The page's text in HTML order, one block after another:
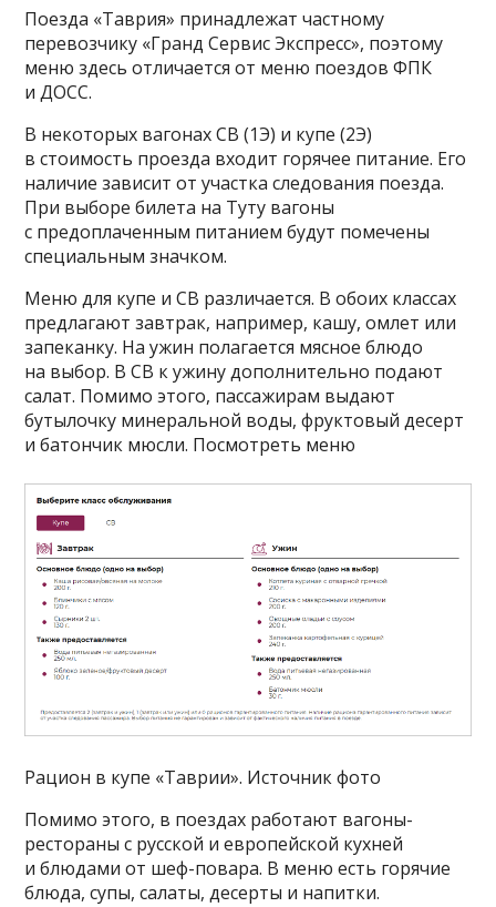
Поезда «Таврия» принадлежат частному
перевозчику «Гранд Сервис Экспресс», поэтому
меню здесь отличается от меню поездов ФПК
и ДОСС.
В некоторых вагонах СВ (1Э) и купе (2Э)
в стоимость проезда входит горячее питание. Его
наличие зависит от участка следования поезда.
При выборе билета на Туту вагоны
с предоплаченным питанием будут помечены
специальным значком.
Меню для купе и СВ различается. В обоих классах
предлагают завтрак, например, кашу, омлет или
запеканку. На ужин полагается мясное блюдо
на выбор. В СВ к ужину дополнительно подают
салат. Помимо этого, пассажирам выдают
бутылочку минеральной воды, фруктовый десерт
и батончик мюсли. Посмотреть меню
Рацион в купе «Таврии». Источник фото
Помимо этого, в поездах работают вагоны-
рестораны с русской и европейской кухней
и блюдами от шеф-повара. В меню есть горячие
блюда, супы, салаты, десерты и напитки.